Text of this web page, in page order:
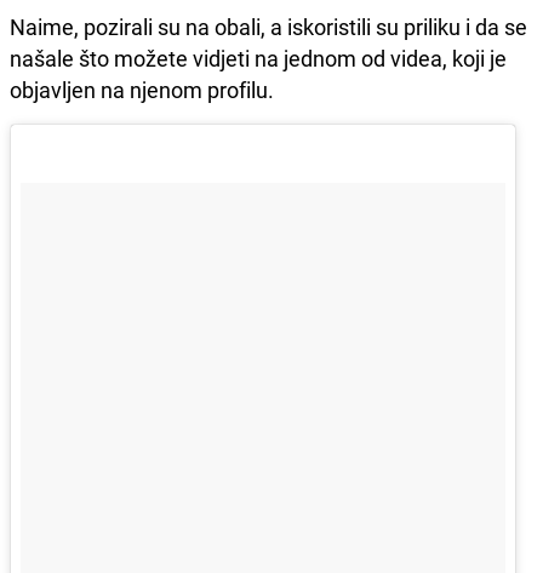
Naime, pozirali su na obali, a iskoristili su priliku i da se
našale što možete vidjeti na jednom od videa, koji je
objavljen na njenom profilu.